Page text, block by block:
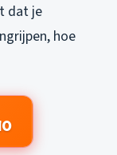
dat je
hoe